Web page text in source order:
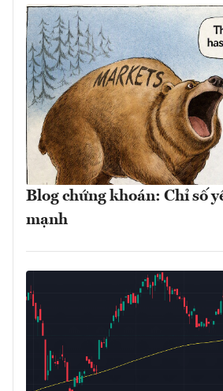
Blog chứng khoán: Chỉ số
mạnh